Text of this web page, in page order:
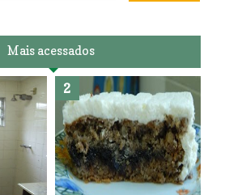
Mais acessados